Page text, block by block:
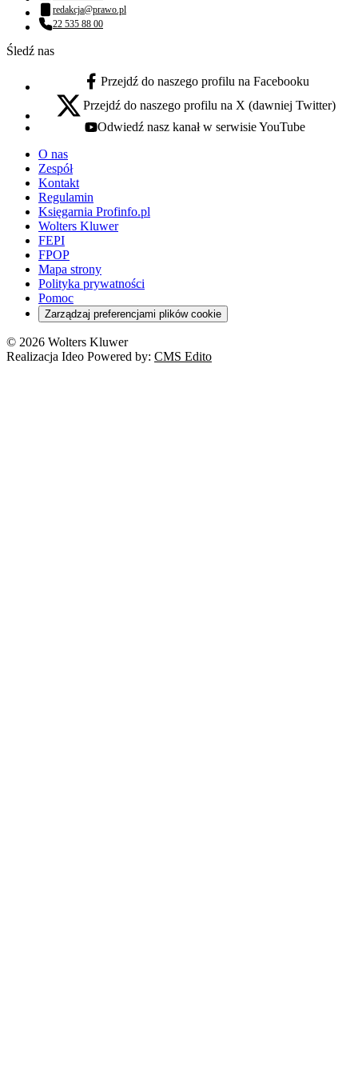
Adres email:
redakcja@prawo.pl
Numer telefonu:
22 535 88 00
Śledź nas
facebook - otwiera się w nowej karcie
Przejdź do naszego profilu na Facebooku
x - otwiera się w nowej karcie
Przejdź do naszego profilu na X (dawniej Twitter)
youtube - otwiera się w nowej karcie
Odwiedź nasz kanał w serwisie YouTube
O nas
Zespół
Kontakt
Regulamin
Księgarnia Profinfo.pl
Wolters Kluwer
FEPI
FPOP
Mapa strony
Polityka prywatności
Pomoc
Zarządzaj preferencjami plików cookie
© 2026 Wolters Kluwer
Realizacja Ideo Powered by: CMS Edito